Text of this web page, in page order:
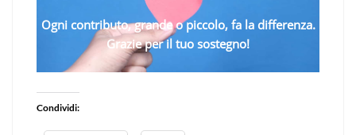
Ogni contributo, grande o piccolo, fa la differenza.
Grazie per il tuo sostegno!
Condividi: